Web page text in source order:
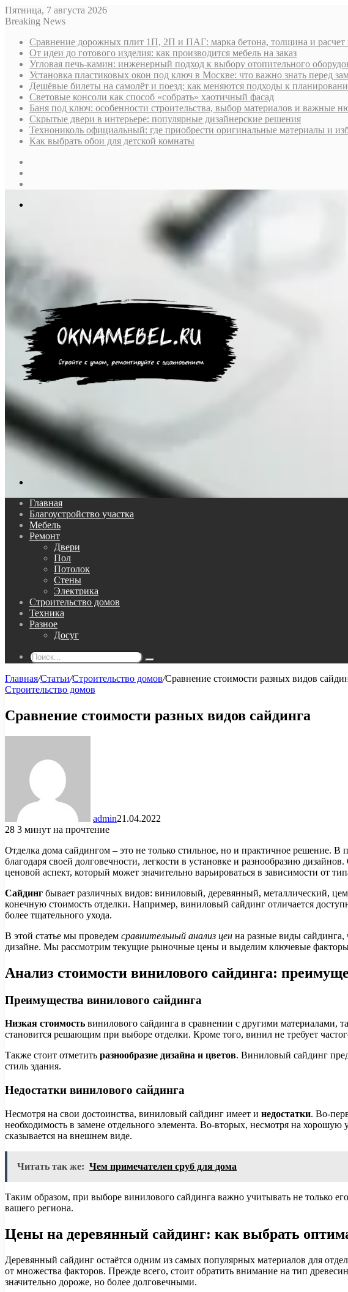
Пятница, 7 августа 2026
Breaking News
Сравнение дорожных плит 1П, 2П и ПАГ: марка бетона, толщина и расчет
От идеи до готового изделия: как производится мебель на заказ
Угловая печь-камин: инженерный подход к выбору отопительного
Установка пластиковых окон под ключ в Москве: что важно знать перед
Дешёвые билеты на самолёт и поезд: как меняются подходы к
Световые консоли как способ «собрать» хаотичный фасад
Баня под ключ: особенности строительства, выбор материалов и важные
Скрытые двери в интерьере: популярные дизайнерские решения
Технониколь официальный: где приобрести оригинальные материалы и
Как выбрать обои для детской комнаты
Главная
Благоустройство участка
Мебель
Ремонт
Двери
Пол
Потолок
Стены
Электрика
Строительство домов
Техника
Разное
Досуг
Поиск...
Главная/Статьи/Строительство домов/Сравнение стоимости разных видов
Строительство домов
Сравнение стоимости разных видов сайдинга
admin21.04.2022
28 3 минут на прочтение
Отделка дома сайдингом – это не только стильное, но и практичное решение.
благодаря своей долговечности, легкости в установке и разнообразию
ценовой аспект, который может значительно варьироваться в зависимости от
Сайдинг бывает различных видов: виниловый, деревянный, металлический,
конечную стоимость отделки. Например, виниловый сайдинг отличается
более тщательного ухода.
В этой статье мы проведем сравнительный анализ цен на разные виды
дизайне. Мы рассмотрим текущие рыночные цены и выделим ключевые
Анализ стоимости винилового сайдинга:
Преимущества винилового сайдинга
Низкая стоимость винилового сайдинга в сравнении с другими материалами,
становится решающим при выборе отделки. Кроме того, винил не требует
Также стоит отметить разнообразие дизайна и цветов. Виниловый сайдинг
стиль здания.
Недостатки винилового сайдинга
Несмотря на свои достоинства, виниловый сайдинг имеет и недостатки. Во-
необходимость в замене отдельного элемента. Во-вторых, несмотря на
сказывается на внешнем виде.
Читать так же: Чем примечателен сруб для дома
Таким образом, при выборе винилового сайдинга важно учитывать не только
вашего региона.
Цены на деревянный сайдинг: как выбрать
Деревянный сайдинг остаётся одним из самых популярных материалов для
от множества факторов. Прежде всего, стоит обратить внимание на тип
значительно дороже, но более долговечными.